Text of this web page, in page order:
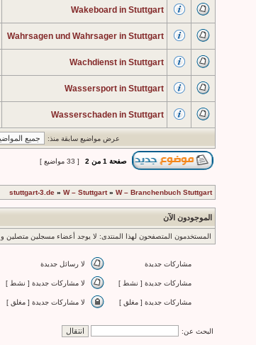
Wakeboard in Stuttgart
Wahrsagen und Wahrsager in Stuttgart
Wachdienst in Stuttgart
Wassersport in Stuttgart
Wasserschaden in Stuttgart
عرض مواضيع سابقة منذ:
صفحة 1 من 2 [ 33 مواضيع ]
stuttgart-3.de » W – Stuttgart» W – Branchenbuch Stuttgart
الموجودون الآن
المستخدمون المتصفحون لهذا المنتدى: لا يوجد أعضاء مسجلين متصلين و 1 زائر
مشاركات جديدة لا رسائل جديدة
مشاركات جديدة [ نشط ] لا مشاركات جديدة [ نشط ]
مشاركات جديدة [ مغلق ] لا مشاركات جديدة [ مغلق ]
البحث عن: